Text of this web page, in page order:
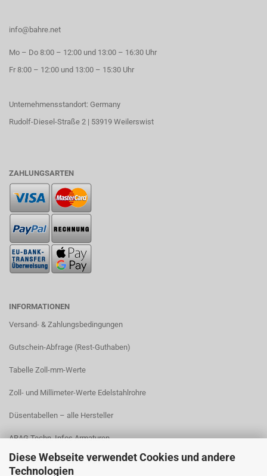
Diese Webseite verwendet Cookies und andere
Technologien
info@bahre.net
Mo – Do 8:00 – 12:00 und 13:00 – 16:30 Uhr
Fr 8:00 – 12:00 und 13:00 – 15:30 Uhr
Unternehmensstandort: Germany
Rudolf-Diesel-Straße 2 | 53919 Weilerswist
ZAHLUNGSARTEN
INFORMATIONEN
Versand- & Zahlungsbedingungen​
Gutschein-Abfrage (Rest-Guthaben)
Tabelle Zoll-mm-Werte
Zoll- und Millimeter-Werte Edelstahlrohre
Düsentabellen – alle Hersteller
ARAG Techn. Infos Armaturen
ARAG Installation Gleichdruck-Armaturen